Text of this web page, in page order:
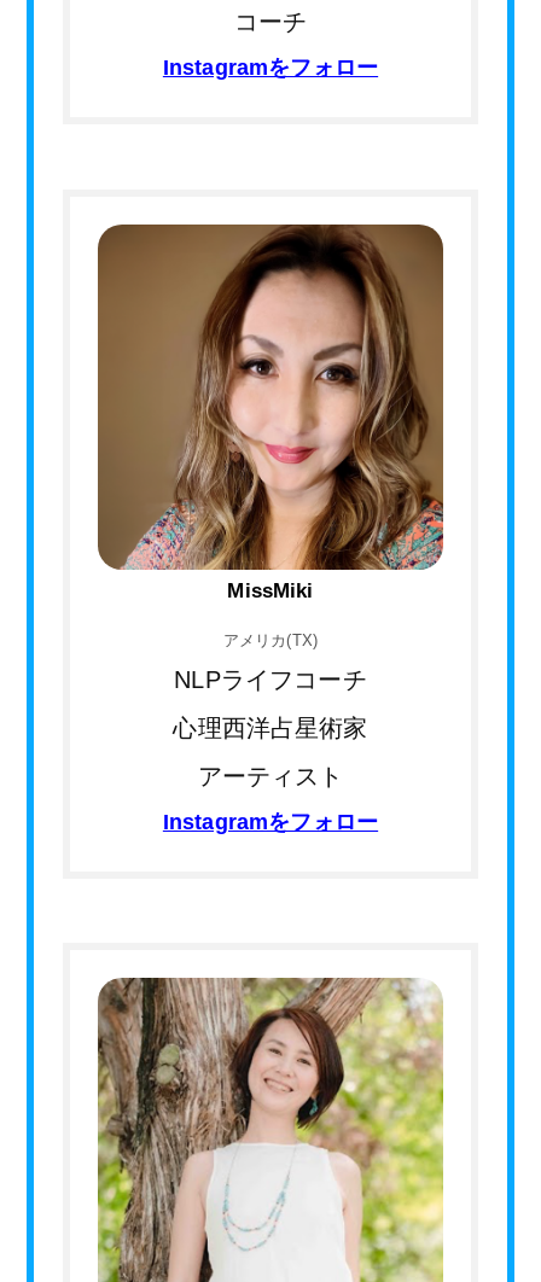
コーチ
Instagramをフォロー
MissMiki
アメリカ(TX)
NLPライフコーチ
心理西洋占星術家
アーティスト
Instagramをフォロー